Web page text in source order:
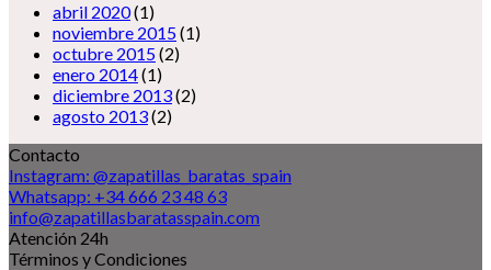
abril 2020(1)
noviembre 2015(1)
octubre 2015(2)
enero 2014(1)
diciembre 2013(2)
agosto 2013(2)
Contacto
Instagram: @zapatillas_baratas_spain
Whatsapp: +34 666 23 48 63
info@zapatillasbaratasspain.com
Atención 24h
Términos y Condiciones